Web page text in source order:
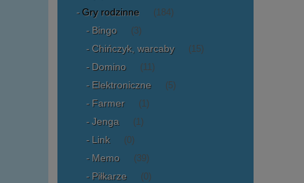
Gry rodzinne (184)
Bingo (3)
Chińczyk, warcaby (15)
Domino (11)
Elektroniczne (5)
Farmer (1)
Jenga (1)
Link (0)
Memo (39)
Piłkarze (0)